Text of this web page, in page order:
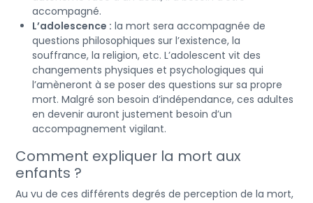
accompagné.
L’adolescence : la mort sera accompagnée de
questions philosophiques sur l’existence, la
souffrance, la religion, etc. L’adolescent vit des
changements physiques et psychologiques qui
l’amèneront à se poser des questions sur sa propre
mort. Malgré son besoin d’indépendance, ces adultes
en devenir auront justement besoin d’un
accompagnement vigilant.
Comment expliquer la mort aux
enfants ?
Au vu de ces différents degrés de perception de la mort,